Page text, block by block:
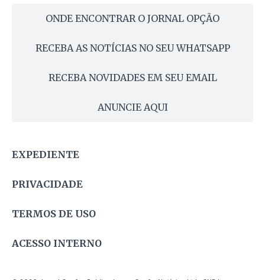
ONDE ENCONTRAR O JORNAL OPÇÃO
RECEBA AS NOTÍCIAS NO SEU WHATSAPP
RECEBA NOVIDADES EM SEU EMAIL
ANUNCIE AQUI
EXPEDIENTE
PRIVACIDADE
TERMOS DE USO
ACESSO INTERNO